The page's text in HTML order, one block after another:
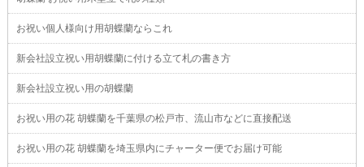
お祝い個人様向け用胡蝶蘭ならこれ
新会社設立祝い用胡蝶蘭に付ける立て札の書き方
新会社設立祝い用の胡蝶蘭
お祝い用の花 胡蝶蘭を千葉県の松戸市、流山市などに直接配送
お祝い用の花 胡蝶蘭を埼玉県内にチャーター便でお届け可能